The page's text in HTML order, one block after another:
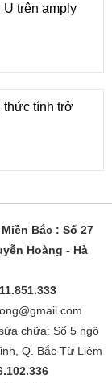
trên amply
thức tính trở
Bắc : Số 27
Hoàng - Hà
chữa: Số 5 ngõ
Q. Bắc Từ Liêm